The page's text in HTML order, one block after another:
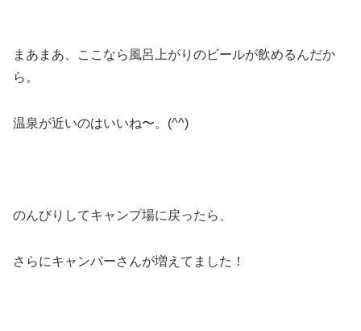
まあまあ、ここなら風呂上がりのビールが飲めるんだか
ら。
温泉が近いのはいいね〜。(^^)
のんびりしてキャンプ場に戻ったら、
さらにキャンパーさんが増えてました！